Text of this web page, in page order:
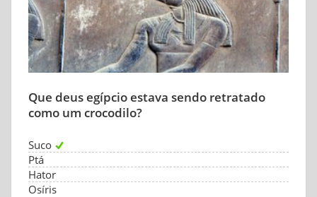
Que deus egípcio estava sendo retratado
como um crocodilo?
Suco
Ptá
Hator
Osíris